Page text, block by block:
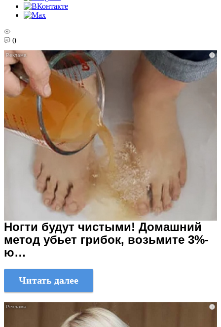
0
i
Ногти будут чистыми! Домашний
метод убьет грибок, возьмите 3%-
ю…
Читать далее
i